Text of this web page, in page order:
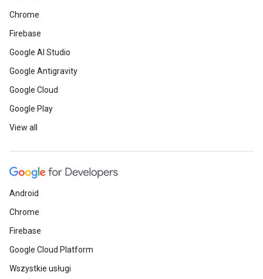
Chrome
Firebase
Google AI Studio
Google Antigravity
Google Cloud
Google Play
View all
Android
Chrome
Firebase
Google Cloud Platform
Wszystkie usługi